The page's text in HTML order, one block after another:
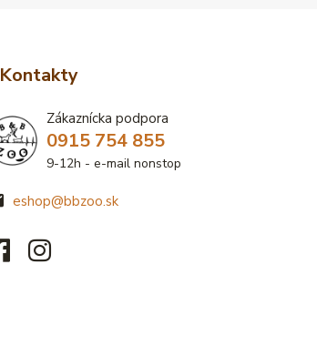
Kontakty
Zákaznícka podpora
0915 754 855
9-12h - e-mail nonstop
eshop@bbzoo.sk